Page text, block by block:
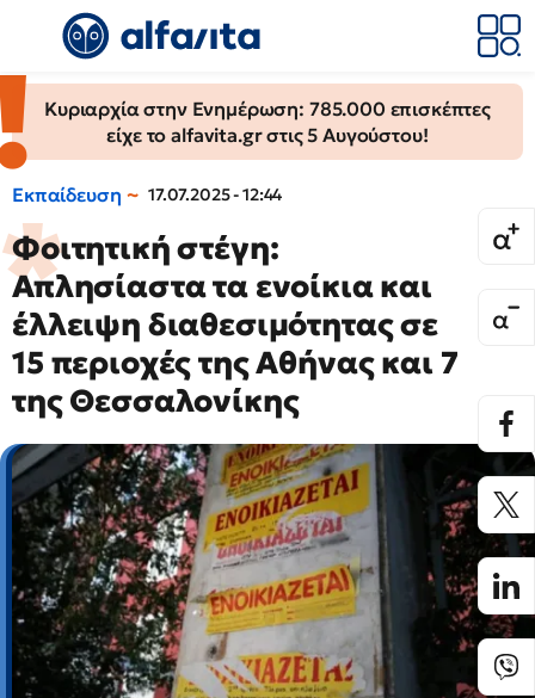
Κυριαρχία στην Ενημέρωση: 785.000 επισκέπτες
είχε το alfavita.gr στις 5 Αυγούστου!
Εκπαίδευση 17.07.2025 - 12:44
Φοιτητική στέγη:
Απλησίαστα τα ενοίκια και
έλλειψη διαθεσιμότητας σε
15 περιοχές της Αθήνας και 7
της Θεσσαλονίκης